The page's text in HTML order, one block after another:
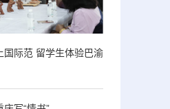
国际范 留学生体验巴渝